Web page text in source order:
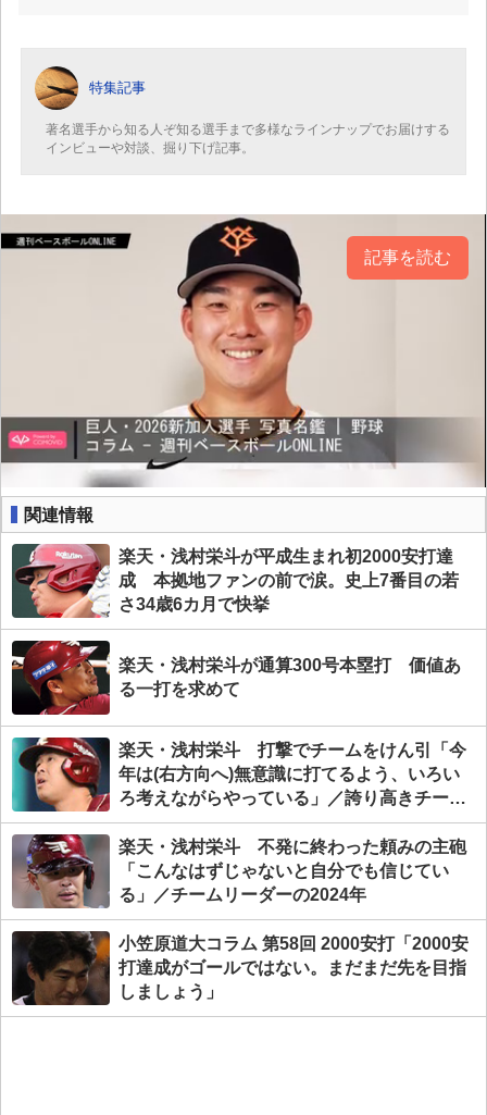
特集記事
著名選手から知る人ぞ知る選手まで多様なラインナップでお届けする
インビューや対談、掘り下げ記事。
記事を読む
関連情報
楽天・浅村栄斗が平成生まれ初2000安打達
成 本拠地ファンの前で涙。史上7番目の若
さ34歳6カ月で快挙
楽天・浅村栄斗が通算300号本塁打 価値あ
る一打を求めて
楽天・浅村栄斗 打撃でチームをけん引「今
年は(右方向へ)無意識に打てるよう、いろい
ろ考えながらやっている」／誇り高きチーム
リーダー
楽天・浅村栄斗 不発に終わった頼みの主砲
「こんなはずじゃないと自分でも信じてい
る」／チームリーダーの2024年
小笠原道大コラム 第58回 2000安打「2000安
打達成がゴールではない。まだまだ先を目指
しましょう」